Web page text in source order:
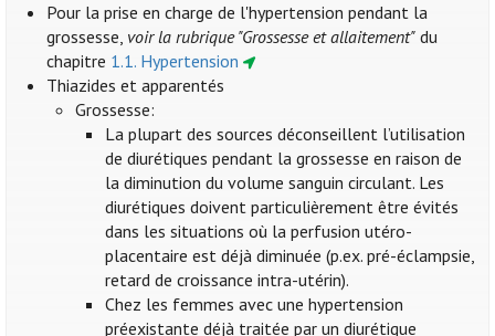
Pour la prise en charge de l'hypertension pendant la
grossesse, voir la rubrique "Grossesse et allaitement" du
chapitre 1.1. Hypertension
Thiazides et apparentés
Grossesse:
La plupart des sources déconseillent l’utilisation
de diurétiques pendant la grossesse en raison de
la diminution du volume sanguin circulant. Les
diurétiques doivent particulièrement être évités
dans les situations où la perfusion utéro-
placentaire est déjà diminuée (p.ex. pré-éclampsie,
retard de croissance intra-utérin).
Chez les femmes avec une hypertension
préexistante déjà traitée par un diurétique